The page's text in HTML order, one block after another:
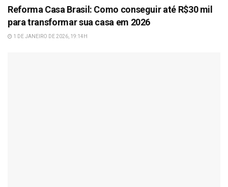
Reforma Casa Brasil: Como conseguir até R$30 mil
para transformar sua casa em 2026
1 DE JANEIRO DE 2026, 19:14H